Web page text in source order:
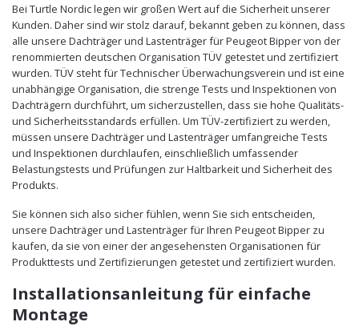
Bei Turtle Nordic legen wir großen Wert auf die Sicherheit unserer
Kunden. Daher sind wir stolz darauf, bekannt geben zu können, dass
alle unsere Dachträger und Lastenträger für Peugeot Bipper von der
renommierten deutschen Organisation TÜV getestet und zertifiziert
wurden. TÜV steht für Technischer Überwachungsverein und ist eine
unabhängige Organisation, die strenge Tests und Inspektionen von
Dachträgern durchführt, um sicherzustellen, dass sie hohe Qualitäts-
und Sicherheitsstandards erfüllen. Um TÜV-zertifiziert zu werden,
müssen unsere Dachträger und Lastenträger umfangreiche Tests
und Inspektionen durchlaufen, einschließlich umfassender
Belastungstests und Prüfungen zur Haltbarkeit und Sicherheit des
Produkts.
Sie können sich also sicher fühlen, wenn Sie sich entscheiden,
unsere Dachträger und Lastenträger für Ihren Peugeot Bipper zu
kaufen, da sie von einer der angesehensten Organisationen für
Produkttests und Zertifizierungen getestet und zertifiziert wurden.
Installationsanleitung für einfache
Montage